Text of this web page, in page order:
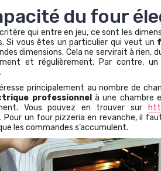
du four
qui entre en jeu, ce sont les
Si vous êtes un particulier qui veut un
dimensions. Cela ne servirait à rien,
et régulièrement. Par contre,
principalement au nombre de
professionnel à une chambre
Vous pouvez en trouver sur
Pour un four pizzeria en revanche, il
les commandes s’accumulent.